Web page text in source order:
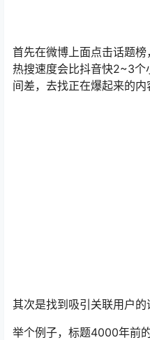
方，需要的是女性用户，找